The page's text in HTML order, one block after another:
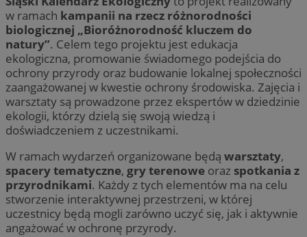
w ramach kampanii na rzecz różnorodności
biologicznej „Bioróżnorodność kluczem do
natury”. Celem tego projektu jest edukacja
ekologiczna, promowanie świadomego podejścia do
ochrony przyrody oraz budowanie lokalnej społeczności
zaangażowanej w kwestie ochrony środowiska. Zajęcia i
warsztaty są prowadzone przez ekspertów w dziedzinie
ekologii, którzy dzielą się swoją wiedzą i
doświadczeniem z uczestnikami.
W ramach wydarzeń organizowane będą warsztaty,
spacery tematyczne, gry terenowe oraz spotkania z
przyrodnikami. Każdy z tych elementów ma na celu
stworzenie interaktywnej przestrzeni, w której
uczestnicy będą mogli zarówno uczyć się, jak i aktywnie
angażować w ochronę przyrody.